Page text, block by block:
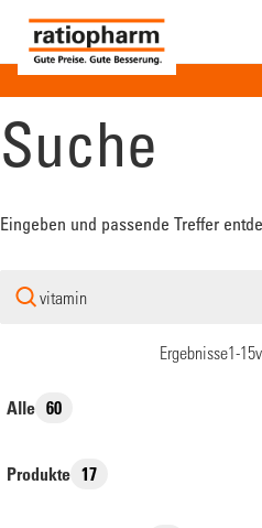
Suche
Suche
Eingeben und passende Treffer
Suchbegriff
eingeben
Ergebnisse1-15
auswählen
Alle 60
Produkte 17